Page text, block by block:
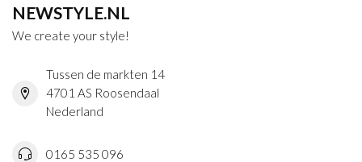
NEWSTYLE.NL
We create your style!
Tussen de markten 14
4701 AS Roosendaal
Nederland
0165 535 096